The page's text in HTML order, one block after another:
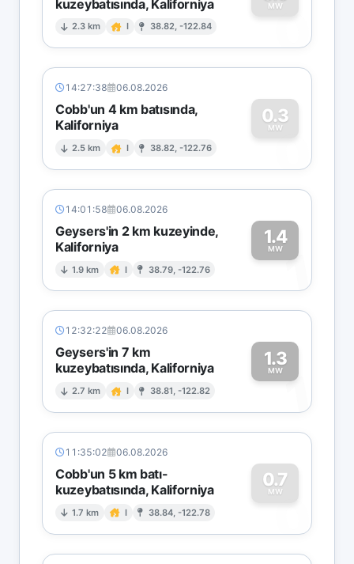
kuzeybatısında, Kaliforniya
2.3 km I 38.82, -122.84
MW
0
14:27:38 06.08.2026
Cobb'un 4 km batısında,
Kaliforniya
2.5 km I 38.82, -122.76
0.3
MW
0
14:01:58 06.08.2026
Geysers'in 2 km kuzeyinde,
Kaliforniya
1.9 km I 38.79, -122.76
1.4
MW1
12:32:22 06.08.2026
Geysers'in 7 km
kuzeybatısında, Kaliforniya
2.7 km I 38.81, -122.82
1.3
MW1
11:35:02 06.08.2026
Cobb'un 5 km batı-
kuzeybatısında, Kaliforniya
1.7 km I 38.84, -122.78
0.7
MW
0